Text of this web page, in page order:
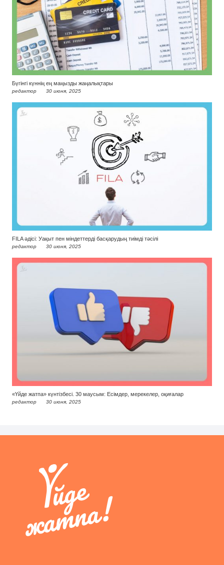
Бүгінгі күннің ең маңызды жаңалықтары
редактор 30 июня, 2025
FILA әдісі: Уақыт пен міндеттерді басқарудың тиімді тәсілі
редактор 30 июня, 2025
«Үйде жатпа» күнтізбесі. 30 маусым: Есімдер, мерекелер, оқиғалар
редактор 30 июня, 2025